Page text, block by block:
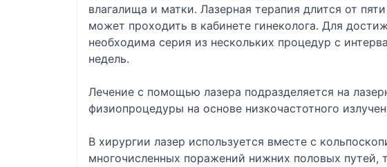
влагалища и матки. Лазерная терапия длится от
может проходить в кабинете гинеколога. Для
необходима серия из нескольких процедур с
недель.
Лечение с помощью лазера подразделяется на
физиопроцедуры на основе низкочастотного
В хирургии лазер используется вместе с
многочисленных поражений нижних половых путей,